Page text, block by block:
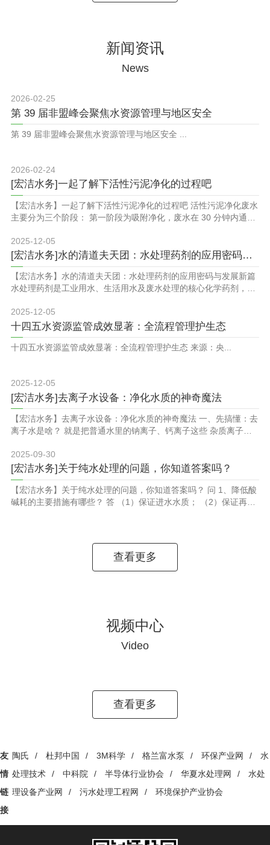
洗水循环利用废水零排放系
统、水泵均设有压力保护装
置、在线水质检测控制仪
表、电气...
有液位控制系统、水泵均设
检测控制仪表、电气采用
选材上采用推荐和客户要求
的方...
新闻资讯
News
2026-02-25
第 39 届非盟峰会聚焦水资源管理与地区安全
2026-02-24
[宏洁水务]一起了解下活性污泥净化的过程吧
【宏洁水务】一起了解下活性污泥净化的过程吧 活性污泥净化废水
主要分为三个阶段： 第一阶段为吸附净化，废水在 30 分钟内通过
用。 第二阶段为氧化分解，进一步降解前阶段吸附与吸收的有机
物，并继续吸附残留溶解性物质。 第三阶段为泥水分离，活性污泥
在二沉池完成沉淀分离。微生物通过合成与分解代谢去除有机物，
二者产物不同。
2025-12-05
[宏洁水务]水的清道夫天团：水处理药剂的应用密码与发展新篇
【宏洁水务】水的清道夫天团：水处理药剂的应用密码与发展新篇
水处理药剂是工业用水、生活用水及废水处理的核心化学药剂，能
与有毒物质、除臭脱色、软化水质等关键作用。 随着全球用水量急
剧攀升，各国环保法规日益严格，高效水处理药剂的市场需求持续
激增。在我国，水资源危机愈发严峻，但水处理药剂的生产能力不
足、质量稳定性欠佳，加快这一环保材料产业...
2025-12-05
十四五水资源监管成效显著：全流程管理护生态
十四五水资源监管成效显著：全流程管理护生态 来源：央...
2025-12-05
[宏洁水务]去离子水设备：净化水质的神奇魔法
【宏洁水务】去离子水设备：净化水质的神奇魔法 一、先搞懂：去
离子水是啥？​ 就是把普通水里的钠离子、钙离子这些 杂质离子去
数是反过来的）。​ 二、设备咋干活？3 种核心办法​ 离子交换树脂
法：靠树脂 &ldquo;吸附&rdquo; 水里的阴阳离子，早期常用，但
树脂容易被有机物污染，得定期维护。​ 反渗透法：用一张反渗透
膜，加压后...
2025-09-30
[宏洁水务]关于纯水处理的问题，你知道答案吗？
【宏洁水务】关于纯水处理的问题，你知道答案吗？ 问 1、降低酸
碱耗的主要措施有哪些？ 答 （1）保证进水水质； （2）保证再生
(2)胶体表面有水位层； (3)胶体表面吸附某些促使...
查看更多
视频中心
Video
查看更多
友
情
链
接
陶氏 / 杜邦中国 / 3M科学 / 格兰富水泵 / 环保产业网 /
水
处理技术
/ 中科院 / 半导体行业协会 / 华夏水处理网 /
水处
理设备产业网
/ 污水处理工程网 / 环境保护产业协会